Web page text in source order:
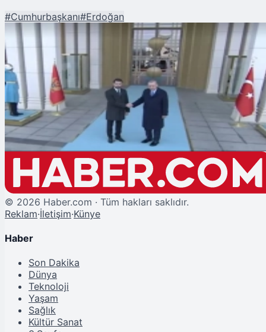
#Cumhurbaşkanı#Erdoğan
Şu An Okunan
Cumhurbaşkanı Erdoğan, Karadağ Cumhurbaşkanı Milatoviç’i Beştepe’de
Resmi Törenle Karşıladı
© 2026 Haber.com · Tüm hakları saklıdır.
Reklam·İletişim·Künye
Haber
Son Dakika
Dünya
Teknoloji
Yaşam
Sağlık
Kültür Sanat